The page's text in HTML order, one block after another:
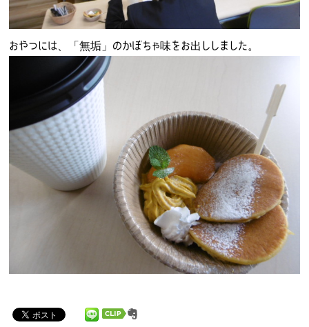
おやつには、「無垢」のかぼちゃ味をお出ししました。